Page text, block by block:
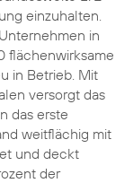
einzuhalten.
in
flächenwirksame
in Betrieb. Mit
versorgt das
das erste
weitflächig mit
und deckt
der